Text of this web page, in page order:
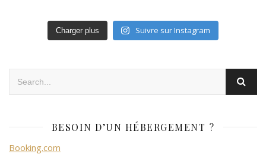
Charger plus Suivre sur Instagram
BESOIN D’UN HÉBERGEMENT ?
Booking.com